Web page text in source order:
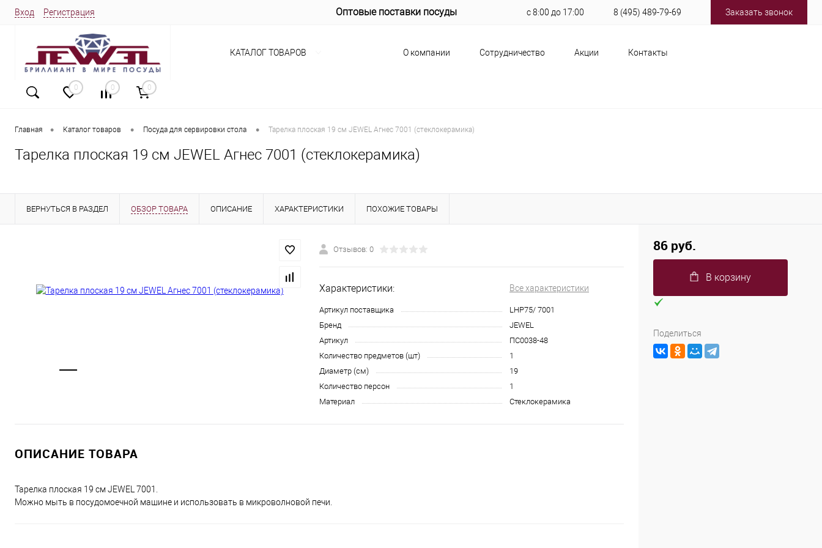
Вход Регистрация Оптовые поставки посуды с 8:00 до 17:00 8 (495) 489-79-69 Заказать звонок
О компании Сотрудничество Акции Контакты
0 0 0
КАТАЛОГ ТОВАРОВ
Главная • Каталог товаров • Посуда для сервировки стола • Тарелка плоская 19 см JEWEL Агнес 7001 (стеклокерамика)
Тарелка плоская 19 см JEWEL Агнес 7001 (стеклокерамика)
ВЕРНУТЬСЯ В РАЗДЕЛ ОБЗОР ТОВАРА ОПИСАНИЕ ХАРАКТЕРИСТИКИ ПОХОЖИЕ ТОВАРЫ
Отзывов: 0
Характеристики: Все характеристики
Артикул поставщика
LHP75/ 7001
Бренд
JEWEL
Артикул
ПС0038-48
Количество предметов (шт)
1
Диаметр (см)
19
Количество персон
1
Материал
Стеклокерамика
ОПИСАНИЕ ТОВАРА
Тарелка плоская 19 см JEWEL 7001.
Можно мыть в посудомоечной машине и использовать в микроволновой печи.
86 руб.
В корзину
Поделиться